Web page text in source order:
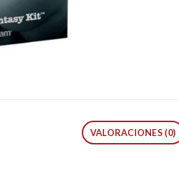
VALORACIONES (0)